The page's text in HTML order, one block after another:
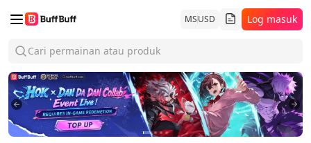
MSUSD Log masuk
Cari permainan atau produk
1 234